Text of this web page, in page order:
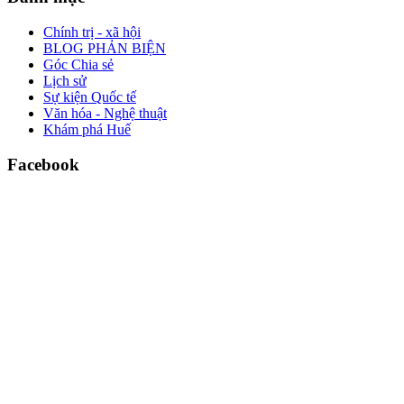
Chính trị - xã hội
BLOG PHẢN BIỆN
Góc Chia sẻ
Lịch sử
Sự kiện Quốc tế
Văn hóa - Nghệ thuật
Khám phá Huế
Facebook